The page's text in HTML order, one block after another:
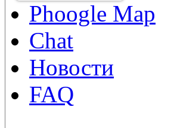
Phoogle Map
Chat
Новости
FAQ